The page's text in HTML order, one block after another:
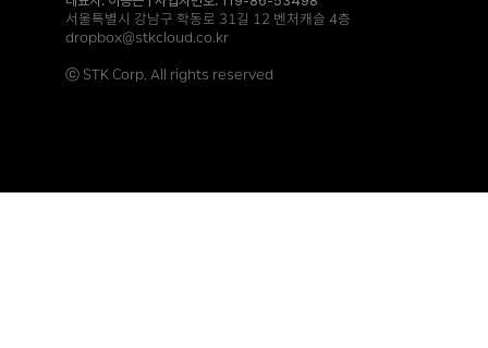
서울특별시 강남구 학동로 31길 12 벤처캐슬 4층
dropbox@stkcloud.co.kr
ⓒ STK Corp. All rights reserved